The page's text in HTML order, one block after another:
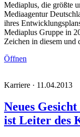
Mediaplus, die größte
Mediaagentur
ihres
Mediaplus Gruppe in
Zeichen in diesem und
Öffnen
Karriere · 11.04.2013
Neues
ist Leiter des